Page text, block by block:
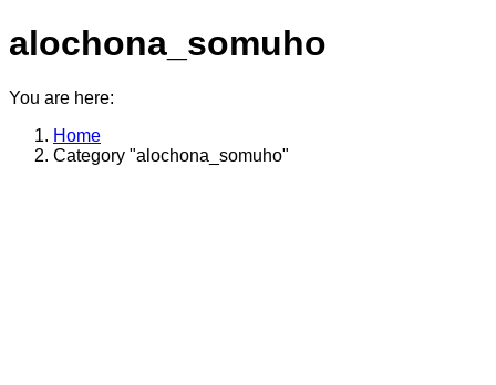
alochona_somuho
You are here:
Home
Category "alochona_somuho"